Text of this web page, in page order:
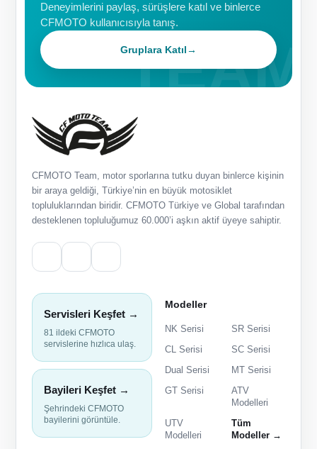
Deneyimlerini paylaş, sürüşlere katıl ve binlerce
CFMOTO kullanıcısıyla tanış.
Gruplara Katıl→
CFMOTO Team, motor sporlarına tutku duyan binlerce kişinin
bir araya geldiği, Türkiye’nin en büyük motosiklet
topluluklarından biridir. CFMOTO Türkiye ve Global tarafından
desteklenen topluluğumuz 60.000’i aşkın aktif üyeye sahiptir.
Servisleri Keşfet →
81 ildeki CFMOTO
servislerine hızlıca ulaş.
Bayileri Keşfet →
Şehrindeki CFMOTO
bayilerini görüntüle.
Modeller
NK Serisi
SR Serisi
CL Serisi
SC Serisi
Dual Serisi
MT Serisi
GT Serisi
ATV
Modelleri
UTV
Modelleri
Tüm
Modeller →